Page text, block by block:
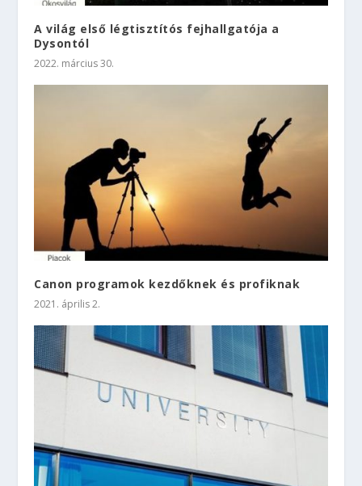
A világ első légtisztítós fejhallgatója a
Dysontól
2022. március 30.
Canon programok kezdőknek és profiknak
2021. április 2.